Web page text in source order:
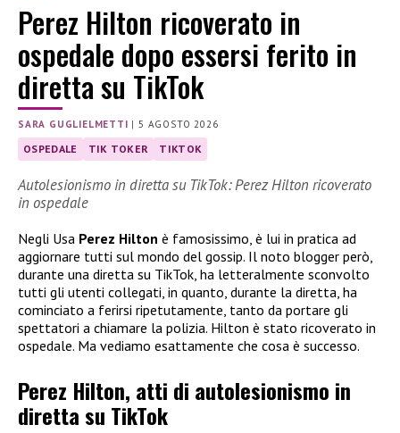
Perez Hilton ricoverato in
ospedale dopo essersi ferito in
diretta su TikTok
SARA GUGLIELMETTI |5 AGOSTO 2026
OSPEDALE TIK TOKER TIKTOK
Autolesionismo in diretta su TikTok: Perez Hilton ricoverato
in ospedale
Negli Usa Perez Hilton è famosissimo, è lui in pratica ad
aggiornare tutti sul mondo del gossip. Il noto blogger però,
durante una diretta su TikTok, ha letteralmente sconvolto
tutti gli utenti collegati, in quanto, durante la diretta, ha
cominciato a ferirsi ripetutamente, tanto da portare gli
spettatori a chiamare la polizia. Hilton è stato ricoverato in
ospedale. Ma vediamo esattamente che cosa è successo.
Perez Hilton, atti di autolesionismo in
diretta su TikTok